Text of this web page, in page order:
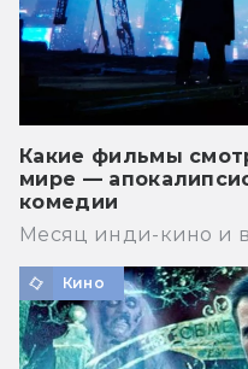
Какие фильмы
мире —
комедии
Месяц инди-кино и
Кино